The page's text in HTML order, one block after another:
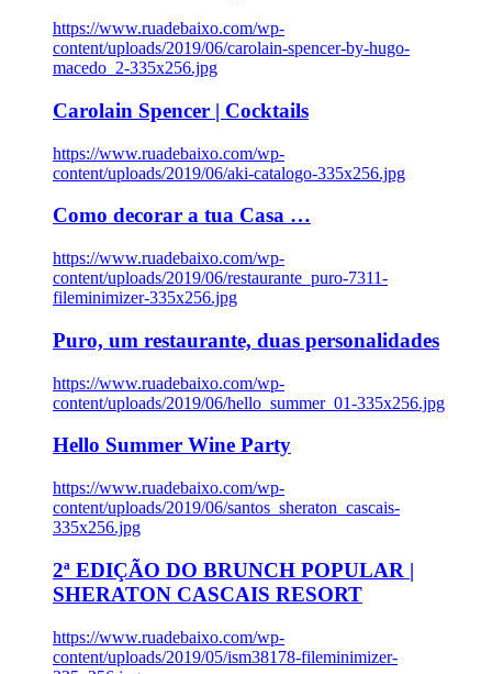
https://www.ruadebaixo.com/wp-
content/uploads/2019/06/carolain-spencer-by-hugo-
macedo_2-335x256.jpg
Carolain Spencer | Cocktails
https://www.ruadebaixo.com/wp-
content/uploads/2019/06/aki-catalogo-335x256.jpg
Como decorar a tua Casa …
https://www.ruadebaixo.com/wp-
content/uploads/2019/06/restaurante_puro-7311-
fileminimizer-335x256.jpg
Puro, um restaurante, duas personalidades
https://www.ruadebaixo.com/wp-
content/uploads/2019/06/hello_summer_01-335x256.jpg
Hello Summer Wine Party
https://www.ruadebaixo.com/wp-
content/uploads/2019/06/santos_sheraton_cascais-
335x256.jpg
2ª EDIÇÃO DO BRUNCH POPULAR |
SHERATON CASCAIS RESORT
https://www.ruadebaixo.com/wp-
content/uploads/2019/05/ism38178-fileminimizer-